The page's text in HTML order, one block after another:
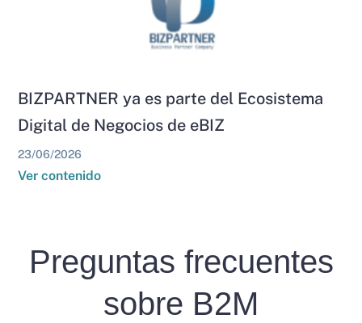
BIZPARTNER ya es parte del Ecosistema
Digital de Negocios de eBIZ
23/06/2026
Ver contenido
Preguntas frecuentes
sobre B2M